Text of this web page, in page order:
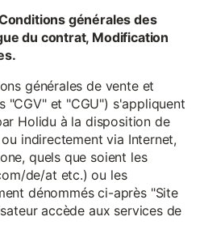
générales des
du contrat, Modification
générales de vente et
"CGV" et "CGU") s'appliquent
Holidu à la disposition de
indirectement via Internet,
quels que soient les
de/at etc.) ou les
dénommés ci-après "Site
accède aux services de